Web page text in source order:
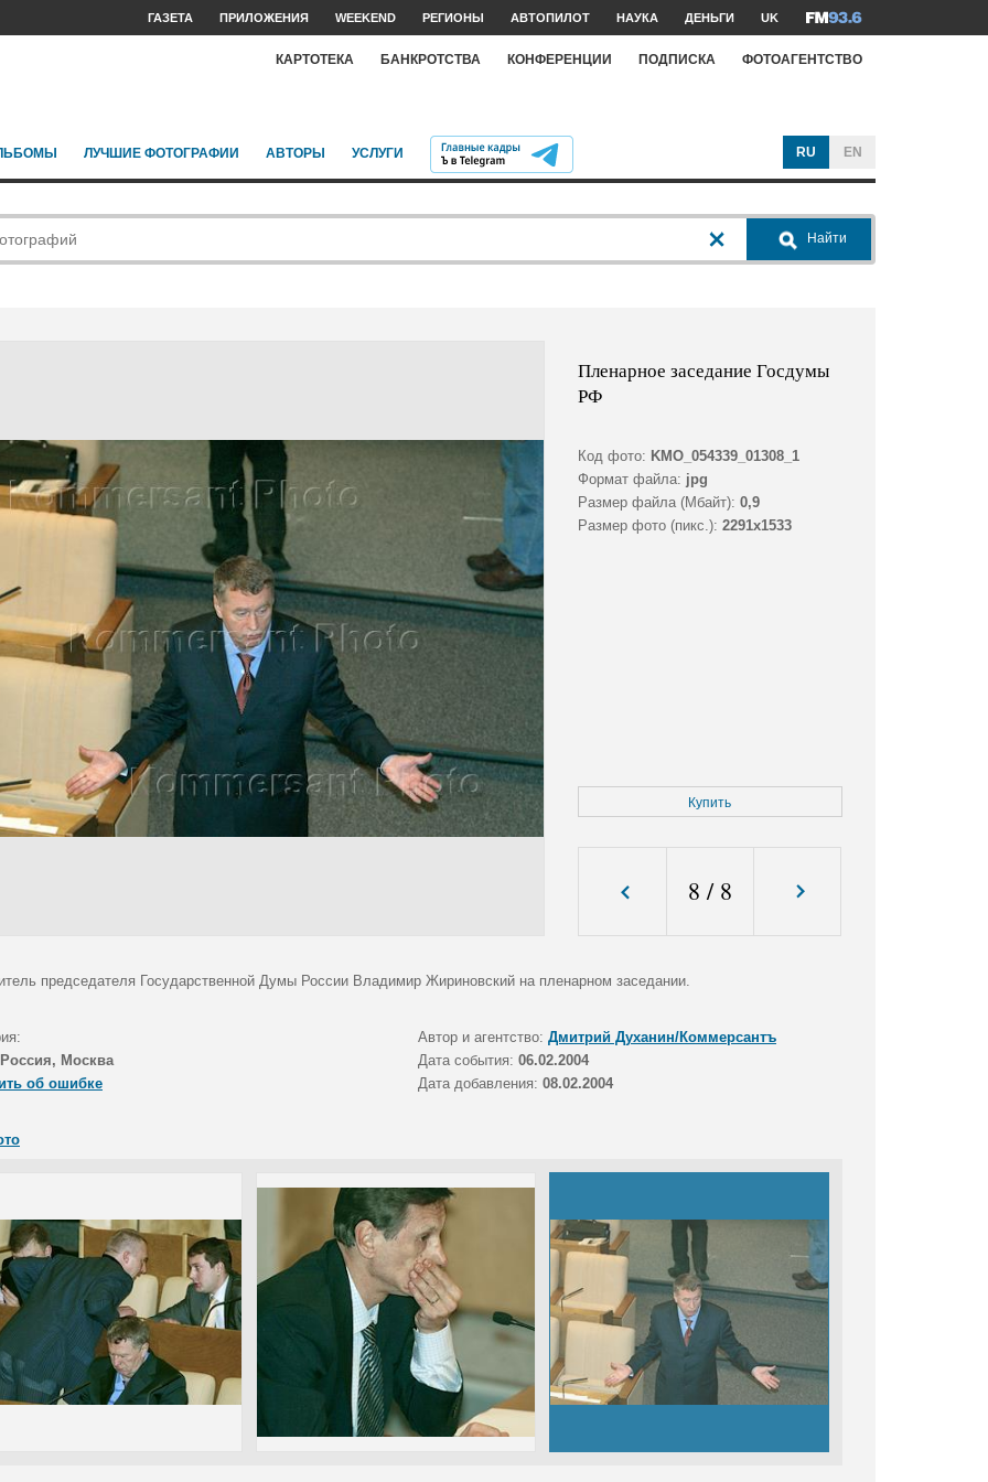
ГАЗЕТА ПРИЛОЖЕНИЯ WEEKEND РЕГИОНЫ АВТОПИЛОТ НАУКА ДЕНЬГИ UK
КАРТОТЕКА БАНКРОТСТВА КОНФЕРЕНЦИИ ПОДПИСКА ФОТОАГЕНТСТВО
ЛУЧШИЕ ФОТОГРАФИИ АВТОРЫ УСЛУГИ RU EN
Найти
Пленарное заседание Госдумы
РФ
Код фото: KMO_054339_01308_1
Формат файла: jpg
Размер файла (Мбайт): 0,9
Размер фото (пикс.): 2291x1533
Купить
8 / 8
председателя Государственной Думы России Владимир Жириновский на пленарном заседании.
Автор и агентство: Дмитрий Духанин/Коммерсантъ
Россия, Москва Дата события: 06.02.2004
об ошибке
Дата добавления: 08.02.2004